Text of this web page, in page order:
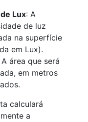
Lux: A
de luz
na superfície
em Lux).
A área que será
em metros
calculará
a